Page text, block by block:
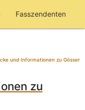
Fasszendenten
und Informationen zu Gösser
zu